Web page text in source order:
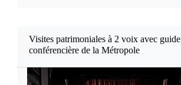
Visites patrimoniales à 2 voix avec guide
conférencière de la Métropole